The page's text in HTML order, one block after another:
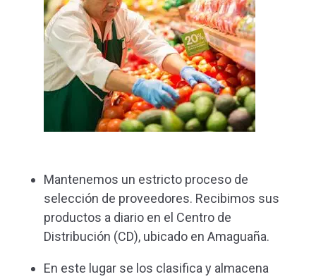
Mantenemos un estricto proceso de
selección de proveedores. Recibimos sus
productos a diario en el Centro de
Distribución (CD), ubicado en Amaguaña.
En este lugar se los clasifica y almacena